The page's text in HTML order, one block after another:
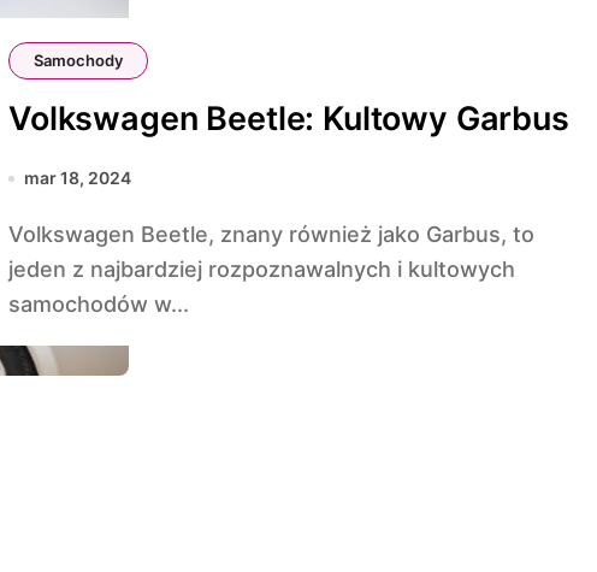
Samochody
Volkswagen Beetle: Kultowy Garbus
mar 18, 2024
Volkswagen Beetle, znany również jako Garbus, to
jeden z najbardziej rozpoznawalnych i kultowych
samochodów w...